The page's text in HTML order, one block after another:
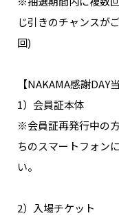
じ引きのチャンスが
回)
【NAKAMA感謝DAY
1）会員証本体
※会員証再発行中の
ちのスマートフォン
い。
2）入場チケット